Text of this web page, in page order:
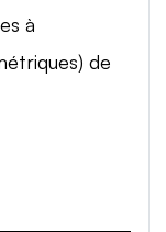
à
de